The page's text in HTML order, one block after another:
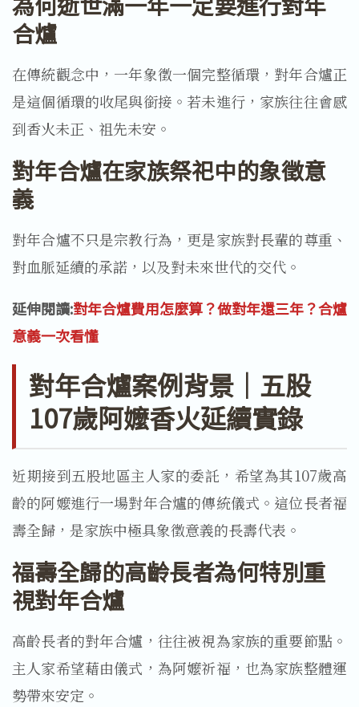
合爐
在傳統觀念中，一年象徵一個完整循環，對年合爐正
是這個循環的收尾與銜接。若未進行，家族往往會感
到香火未正、祖先未安。
對年合爐在家族祭祀中的象徵意
義
對年合爐不只是宗教行為，更是家族對長輩的尊重、
對血脈延續的承諾，以及對未來世代的交代。
延伸閱讀:對年合爐費用怎麼算？做對年還三年？合爐
意義一次看懂
對年合爐案例背景｜五股
107歲阿嬤香火延續實錄
近期接到五股地區主人家的委託，希望為其107歲高
齡的阿嬤進行一場對年合爐的傳統儀式。這位長者福
壽全歸，是家族中極具象徵意義的長壽代表。
福壽全歸的高齡長者為何特別重
視對年合爐
高齡長者的對年合爐，往往被視為家族的重要節點。
主人家希望藉由儀式，為阿嬤祈福，也為家族整體運
勢帶來安定。